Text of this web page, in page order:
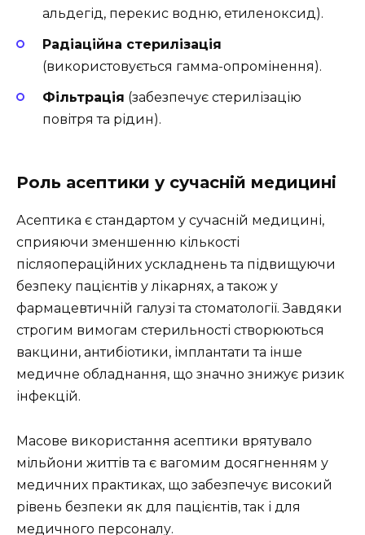
альдегід, перекис водню, етиленоксид).
Радіаційна стерилізація
(використовується гамма-опромінення).
Фільтрація (забезпечує стерилізацію
повітря та рідин).
Роль асептики у сучасній медицині
Асептика є стандартом у сучасній медицині,
сприяючи зменшенню кількості
післяопераційних ускладнень та підвищуючи
безпеку пацієнтів у лікарнях, а також у
фармацевтичній галузі та стоматології. Завдяки
строгим вимогам стерильності створюються
вакцини, антибіотики, імплантати та інше
медичне обладнання, що значно знижує ризик
інфекцій.
Масове використання асептики врятувало
мільйони життів та є вагомим досягненням у
медичних практиках, що забезпечує високий
рівень безпеки як для пацієнтів, так і для
медичного персоналу.